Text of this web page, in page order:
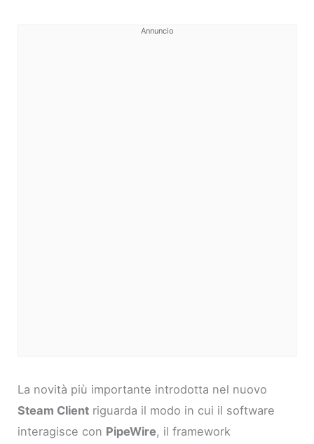
Annuncio
La novità più importante introdotta nel nuovo
Steam Client riguarda il modo in cui il software
interagisce con PipeWire, il framework